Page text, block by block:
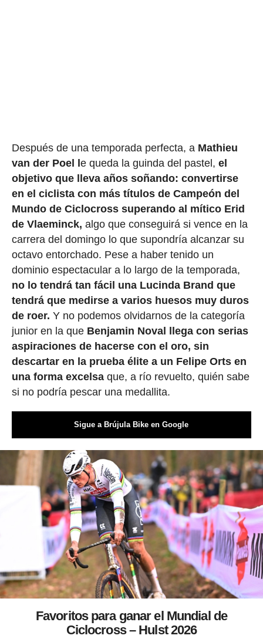
Después de una temporada perfecta, a Mathieu
van der Poel l e queda la guinda del pastel, el
objetivo que lleva años soñando: convertirse
en el ciclista con más títulos de Campeón del
Mundo de Ciclocross superando al mítico Erid
de Vlaeminck, algo que conseguirá si vence en la
carrera del domingo lo que supondría alcanzar su
octavo entorchado. Pese a haber tenido un
dominio espectacular a lo largo de la temporada,
no lo tendrá tan fácil una Lucinda Brand que
tendrá que medirse a varios huesos muy duros
de roer. Y no podemos olvidarnos de la categoría
junior en la que Benjamin Noval llega con serias
aspiraciones de hacerse con el oro, sin
descartar en la prueba élite a un Felipe Orts en
una forma excelsaque, a río revuelto, quién sabe
si no podría pescar una medallita.
Sigue a Brújula Bike en Google
Favoritos para ganar el Mundial de
Ciclocross – Hulst 2026